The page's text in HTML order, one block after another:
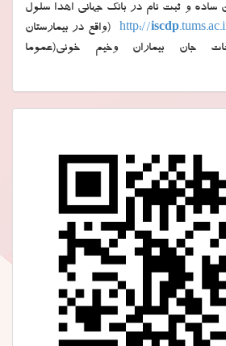
ساده و ثبت نام در بانک جهانی اهدا سلول
http://iscdp
(واقع در بیمارستان
جان بیماران وخیم خونی(عموما